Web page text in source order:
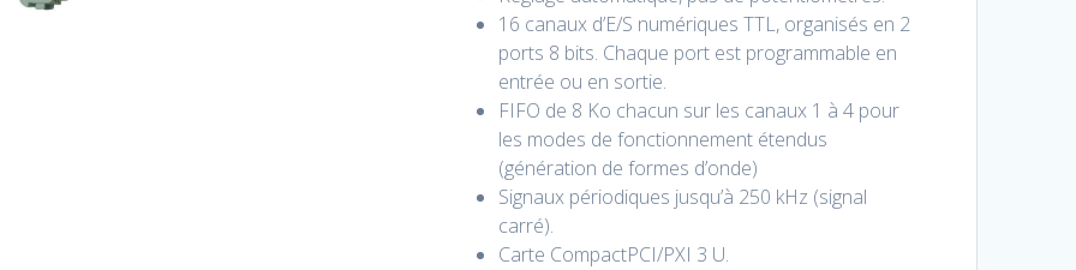
16 canaux d’E/S numériques TTL, organisés en 2
ports 8 bits. Chaque port est programmable en
entrée ou en sortie.
FIFO de 8 Ko chacun sur les canaux 1 à 4 pour
les modes de fonctionnement étendus
(génération de formes d’onde)
Signaux périodiques jusqu’à 250 kHz (signal
carré).
Carte CompactPCI/PXI 3 U.